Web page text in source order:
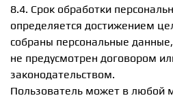
8.4. Срок обработки
определяется достижением
собраны персональные
не предусмотрен договором
законодательством.
Пользователь может в любой